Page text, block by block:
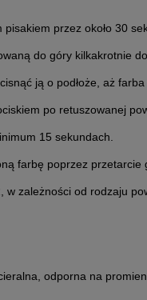
przez około 30
do góry kilkakrotnie
ją o podłoże, aż farba
po retuszowanej
15 sekundach.
farbę poprzez przetarcie
w zależności od rodzaju
odporna na